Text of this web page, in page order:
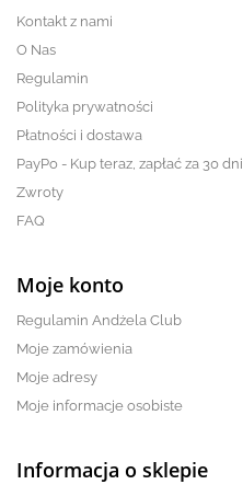
Kontakt z nami
O Nas
Regulamin
Polityka prywatności
Płatności i dostawa
PayPo - Kup teraz, zapłać za 30 dni
Zwroty
FAQ
Moje konto
Regulamin Andżela Club
Moje zamówienia
Moje adresy
Moje informacje osobiste
Informacja o sklepie